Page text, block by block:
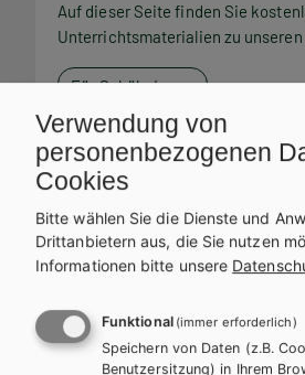
Auf dieser Seite finden Sie
Unterrichtsmaterialien zu
Für SchülerInnen
Service
zur Verfügung.
Verwendung von
personenbezogenen
Cookies
Bitte wählen Sie die Dienste und
Drittanbietern aus, die Sie nutzen
Informationen bitte unsere
Funktional (immer erforderlich)
Speichern von Daten (z.B.
Benutzersitzung) in Ihrem